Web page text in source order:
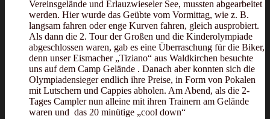
Vereinsgelände und Erlauzwieseler See, mussten abgearbeitet
werden. Hier wurde das Geübte vom Vormittag, wie z. B.
langsam fahren oder enge Kurven fahren, gleich ausprobiert.
Als dann die 2. Tour der Großen und die Kinderolympiade
abgeschlossen waren, gab es eine Überraschung für die Biker,
denn unser Eismacher „Tiziano“ aus Waldkirchen besuchte
uns auf dem Camp Gelände . Danach aber konnten sich die
Olympiadensieger endlich ihre Preise, in Form von Pokalen
mit Lutschern und Cappies abholen. Am Abend, als die 2-
Tages Campler nun alleine mit ihren Trainern am Gelände
waren und das 20 minütige „cool down“